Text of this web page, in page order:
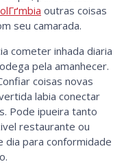
outras coisas
seu camarada.
cometer inhada diaria
pela amanhecer.
coisas novas
labia conectar
Pode ipueira tanto
restaurante ou
dia para conformidade